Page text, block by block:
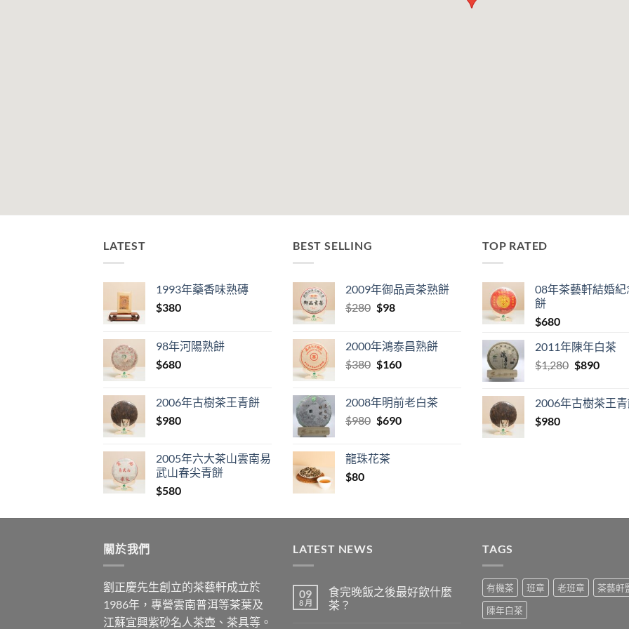
LATEST
1993年藥香味熟磚
$380
98年河陽熟餅
$680
2006年古樹茶王青餅
$980
2005年六大茶山雲南易
武山春尖青餅
$580
BEST SELLING
2009年御品貢茶熟餅
$280 Original
$280.
$98Current
$98.
2000年鴻泰昌熟餅
$380 Original
$380.
$160Current
$160.
2008年明前老白茶
$980 Original
$980.
$690Current
龍珠花茶
$80
TOP RATED
08年茶藝軒結婚紀
餅
$680
2011年陳年白茶
$1,280 Original
$1,280.
$890
$890.
2006年古樹茶王
$980
關於我們
劉正慶先生創立的茶藝軒成立於
1986年，專營雲南普洱等茶葉及
江蘇宜興紫砂名人茶壺、茶具等。
LATEST NEWS
09
8 月
食完晚飯之後最好飲什麼
茶？
TAGS
有機茶 班章 老班章
茶藝軒
陳年白茶